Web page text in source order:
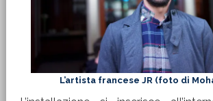
L’artista francese JR (foto di